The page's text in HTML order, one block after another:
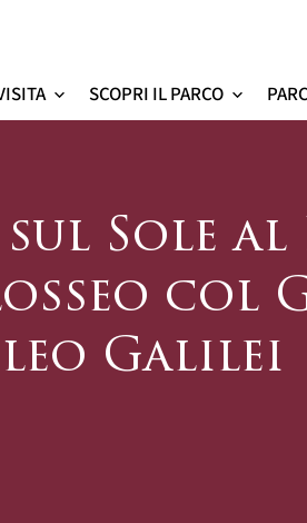
- sito
SCOPRI IL PARCO
Sole al
col
Galilei